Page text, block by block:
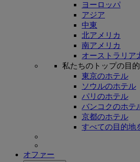
ヨーロッパ
アジア
中東
北アメリカ
南アメリカ
オーストラリア
私たちのトップの目
東京のホテル
ソウルのホテル
パリのホテル
バンコクのホテ
京都のホテル
すべての目的地
オファー